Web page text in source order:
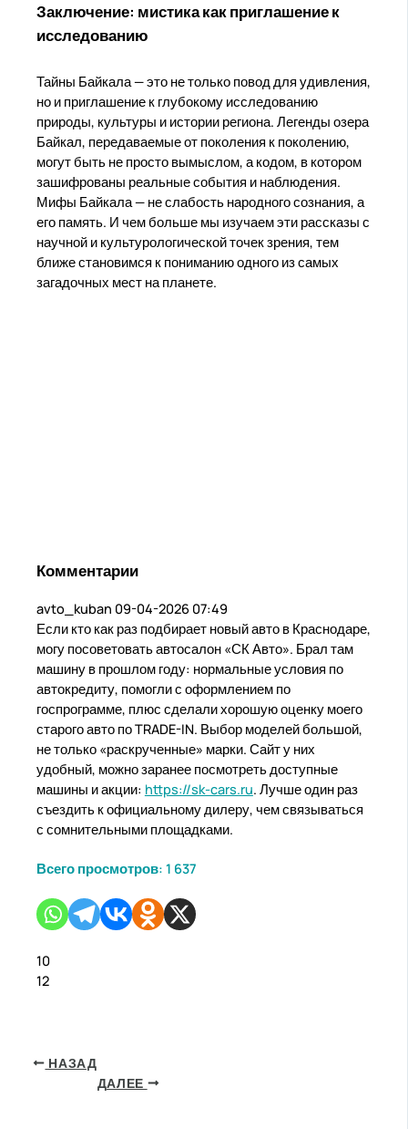
Заключение: мистика как приглашение к
исследованию
Тайны Байкала — это не только повод для удивления,
но и приглашение к глубокому исследованию
природы, культуры и истории региона. Легенды озера
Байкал, передаваемые от поколения к поколению,
могут быть не просто вымыслом, а кодом, в котором
зашифрованы реальные события и наблюдения.
Мифы Байкала — не слабость народного сознания, а
его память. И чем больше мы изучаем эти рассказы с
научной и культурологической точек зрения, тем
ближе становимся к пониманию одного из самых
загадочных мест на планете.
Комментарии
avto_kuban 09-04-2026 07:49
Если кто как раз подбирает новый авто в Краснодаре,
могу посоветовать автосалон «СК Авто». Брал там
машину в прошлом году: нормальные условия по
автокредиту, помогли с оформлением по
госпрограмме, плюс сделали хорошую оценку моего
старого авто по TRADE-IN. Выбор моделей большой,
не только «раскрученные» марки. Сайт у них
удобный, можно заранее посмотреть доступные
машины и акции: https://sk-cars.ru. Лучше один раз
съездить к официальному дилеру, чем связываться
с сомнительными площадками.
Всего просмотров: 1 637
10
12
НАЗАД
ДАЛЕЕ